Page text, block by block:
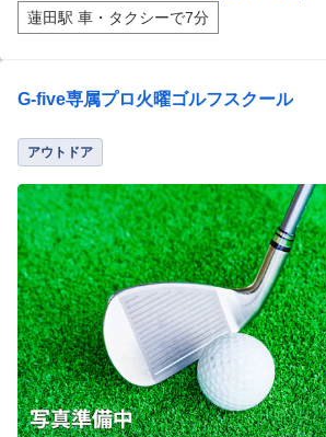
蓮田駅 車・タクシーで7分
G-five専属プロ火曜ゴルフスクール
アウトドア